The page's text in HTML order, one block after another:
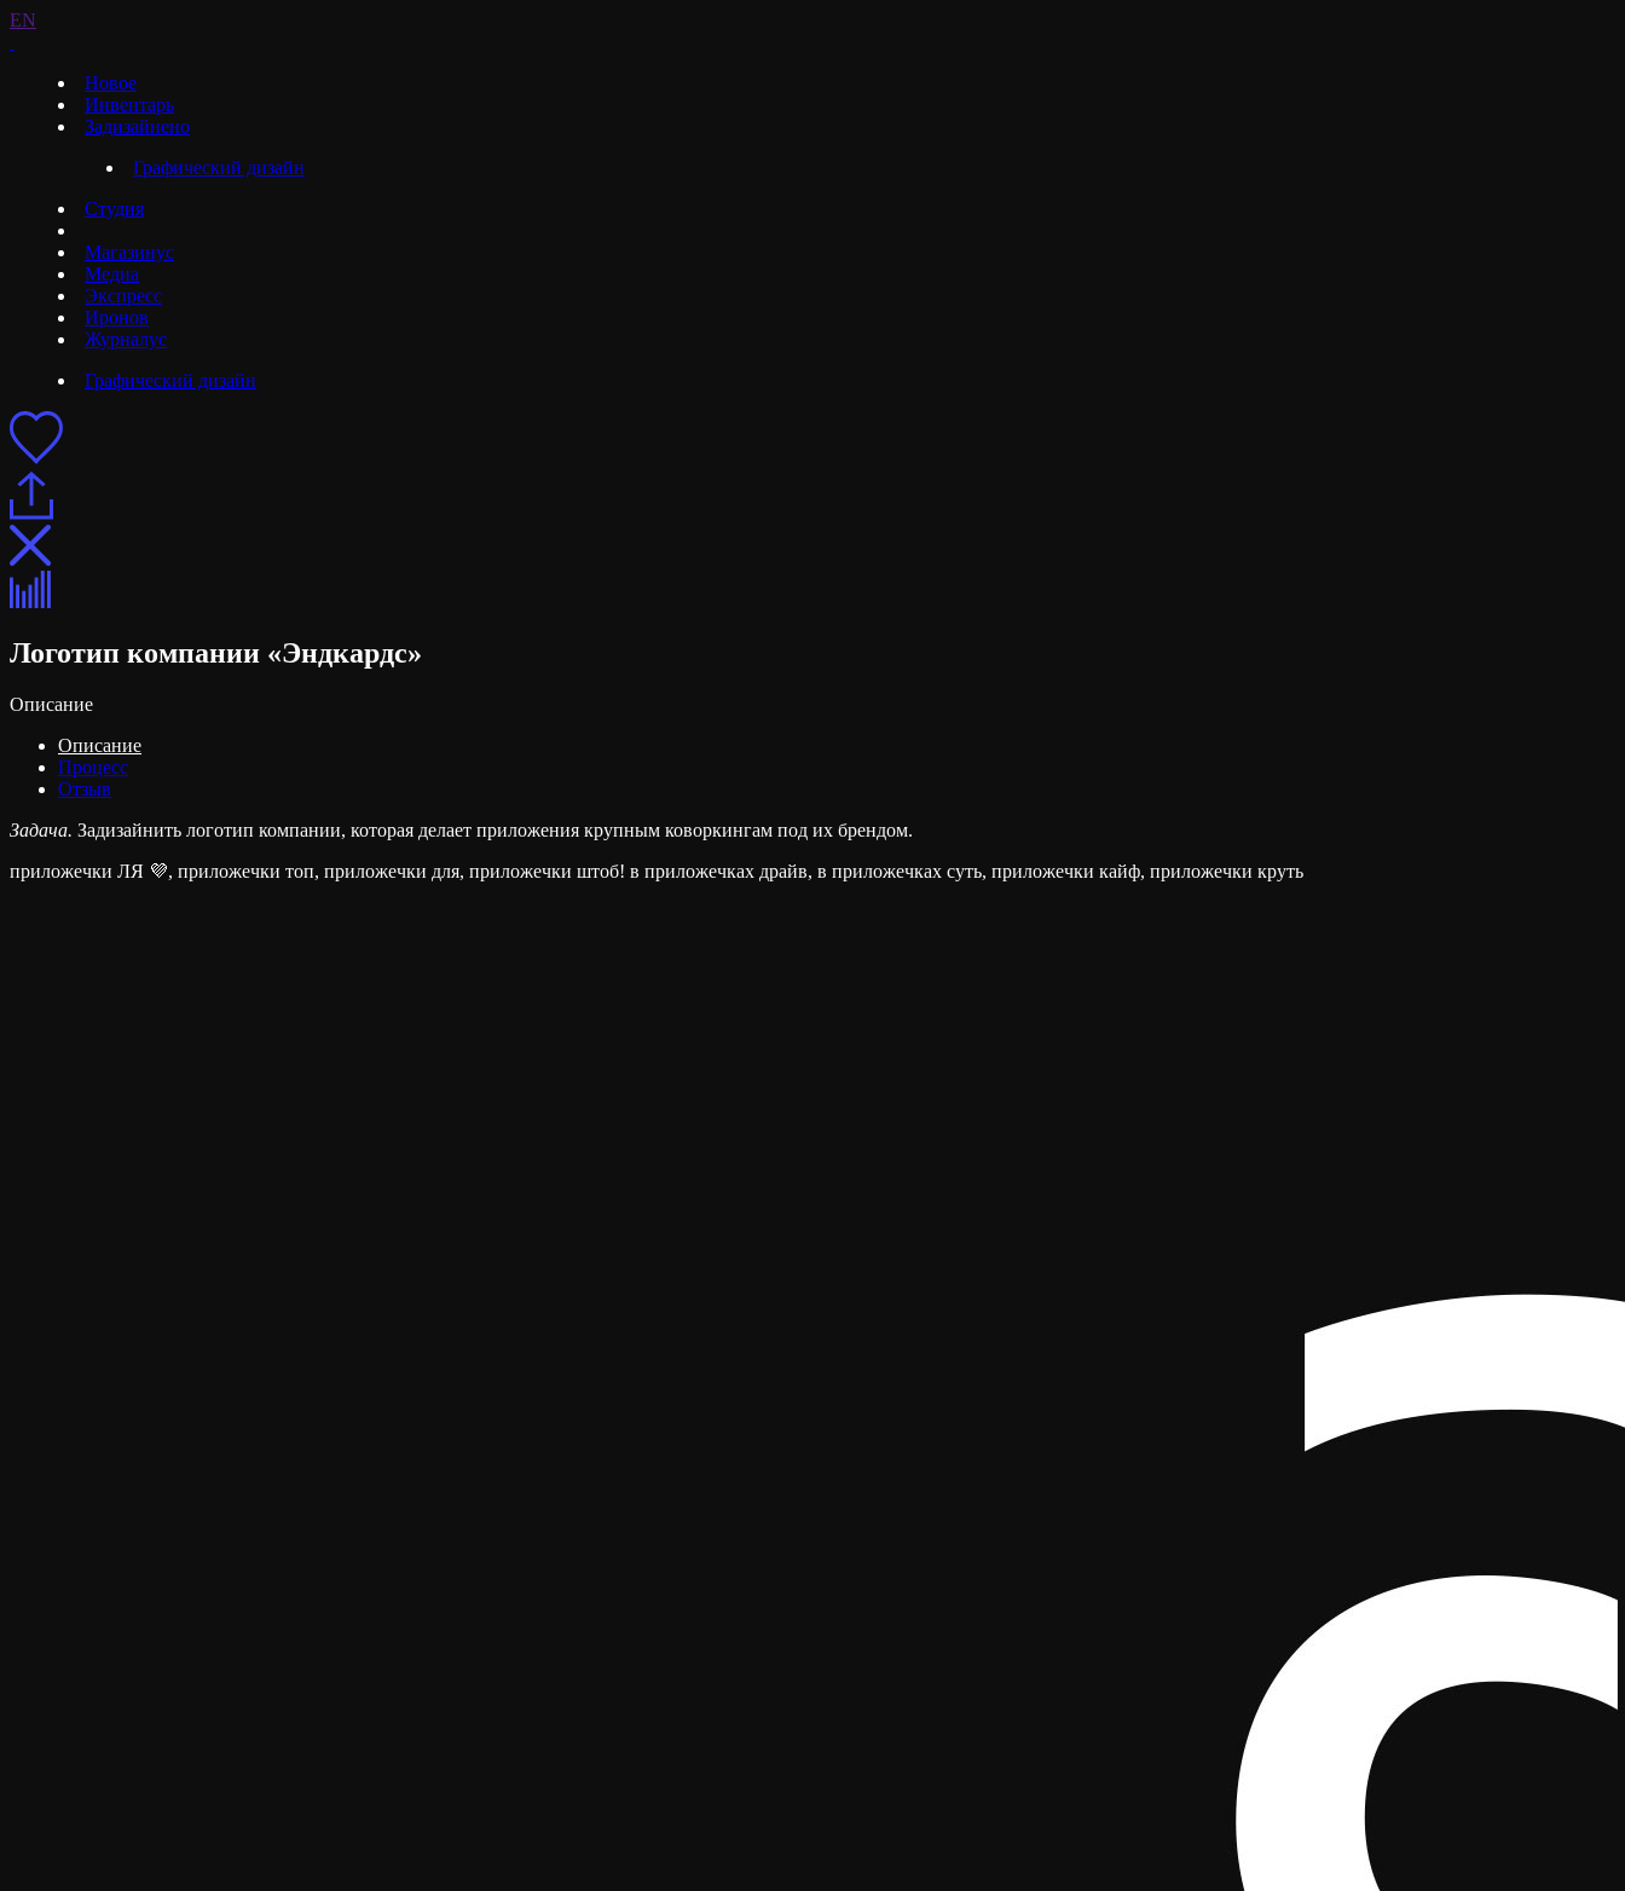
EN
Новое
Инвентарь
Задизайнено
Графический дизайн
Студия
Магазинус
Медиа
Экспресс
Иронов
Журналус
Графический дизайн
Логотип компании «Эндкардс»
Описание
Описание
Процесс
Отзыв
Задача. Задизайнить логотип компании, которая делает приложения крупным коворкингам под их брендом.
приложечки ЛЯ 💜, приложечки топ, приложечки для, приложечки штоб! в приложечках драйв, в приложечках суть, приложечки кайф, приложечки круть